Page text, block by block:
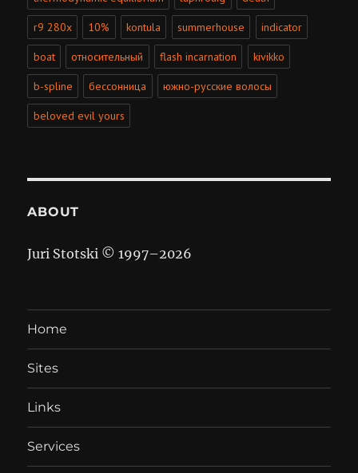
r9 280x 10% kontula summerhouse indicator
boat относительный flash incarnation kivikko
b-spline бессонница южно-русские волосы
beloved evil yours
ABOUT
Juri Stotski © 1997–2026
Home
Sites
Links
Services